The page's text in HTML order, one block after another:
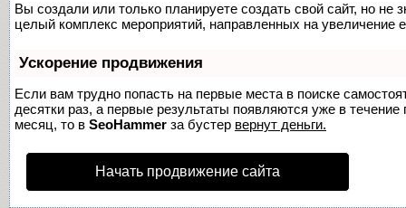
Вы создали или только планируете создать свой сайт, но не
целый комплекс мероприятий, направленных на увеличение
Ускорение продвижения
Если вам трудно попасть на первые места в поиске
десятки раз, а первые результаты появляются уже в
месяц, то в SeoHammer за бустер вернут деньги.
Начать продвижение сайта